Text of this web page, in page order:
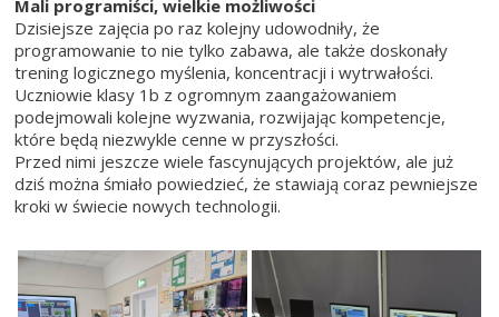
Mali programiści, wielkie możliwości
Dzisiejsze zajęcia po raz kolejny udowodniły, że
programowanie to nie tylko zabawa, ale także doskonały
trening logicznego myślenia, koncentracji i wytrwałości.
Uczniowie klasy 1b z ogromnym zaangażowaniem
podejmowali kolejne wyzwania, rozwijając kompetencje,
które będą niezwykle cenne w przyszłości.
Przed nimi jeszcze wiele fascynujących projektów, ale już
dziś można śmiało powiedzieć, że stawiają coraz pewniejsze
kroki w świecie nowych technologii.